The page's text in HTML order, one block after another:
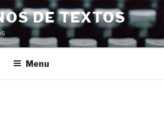
DE TEXTOS
Menu